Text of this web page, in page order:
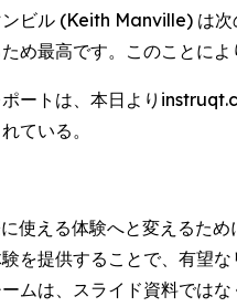
ビル (Keith Manville) は
最高です。このことに
ートは、本日より
ている。
える体験へと変えるた
を提供することで、有望
ムは、スライド資料では